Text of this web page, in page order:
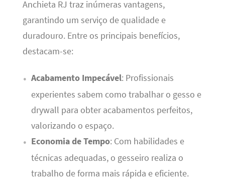
Anchieta RJ traz inúmeras vantagens,
garantindo um serviço de qualidade e
duradouro. Entre os principais benefícios,
destacam-se:
Acabamento Impecável: Profissionais
experientes sabem como trabalhar o gesso e
drywall para obter acabamentos perfeitos,
valorizando o espaço.
Economia de Tempo: Com habilidades e
técnicas adequadas, o gesseiro realiza o
trabalho de forma mais rápida e eficiente.